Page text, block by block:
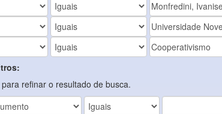
refinar o resultado de busca.